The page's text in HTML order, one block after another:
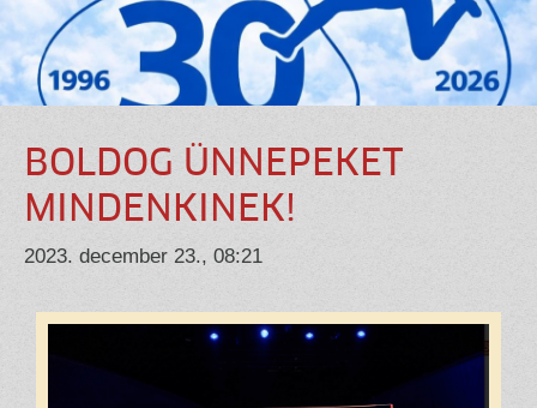
BOLDOG ÜNNEPEKET
MINDENKINEK!
2023. december 23., 08:21